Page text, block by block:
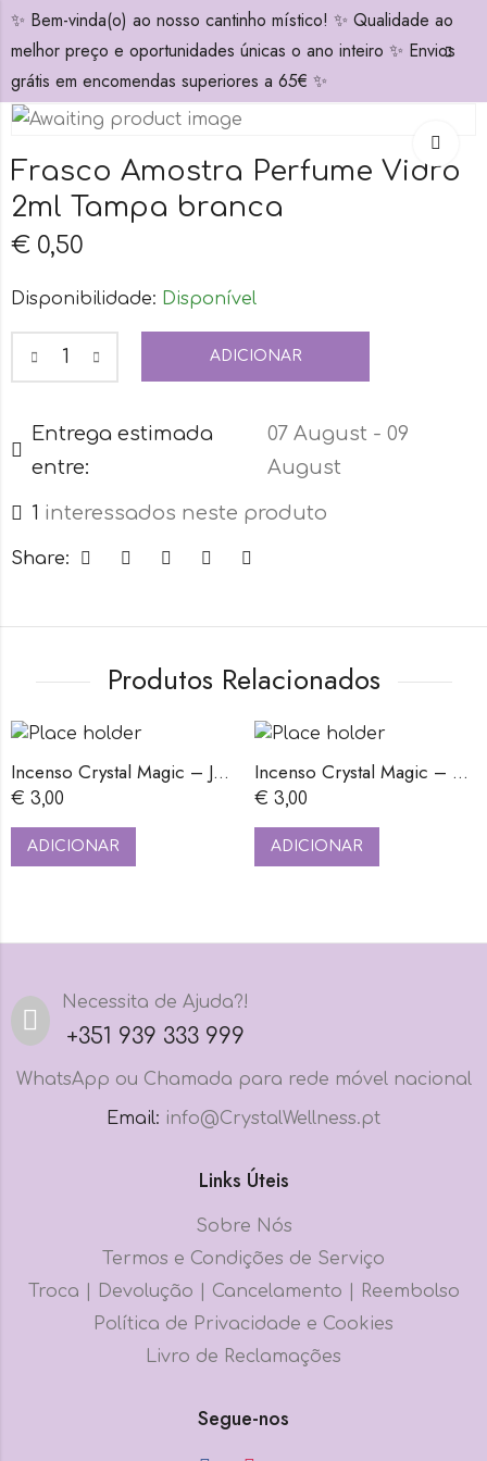
✨ Bem-vinda(o) ao nosso cantinho místico! ✨ Qualidade ao
melhor preço e oportunidades únicas o ano inteiro ✨ Envios
grátis em encomendas superiores a 65€ ✨
Frasco Amostra Perfume Vidro
2ml Tampa branca
€ 0,50
Disponibilidade: Disponível
ADICIONAR
Entrega estimada
entre:
07 August - 09
August
1 interessados neste produto
Share:
Produtos Relacionados
Incenso Crystal Magic – Jaspe Vermelho – 15gr
€ 3,00
ADICIONAR
Incenso Crystal Magic – Cornalina – 15gr
€ 3,00
ADICIONAR
Necessita de Ajuda?!
+351 939 333 999
WhatsApp ou Chamada para rede móvel nacional
Email: info@CrystalWellness.pt
Links Úteis
Sobre Nós
Termos e Condições de Serviço
Troca | Devolução | Cancelamento | Reembolso
Política de Privacidade e Cookies
Livro de Reclamações
Segue-nos